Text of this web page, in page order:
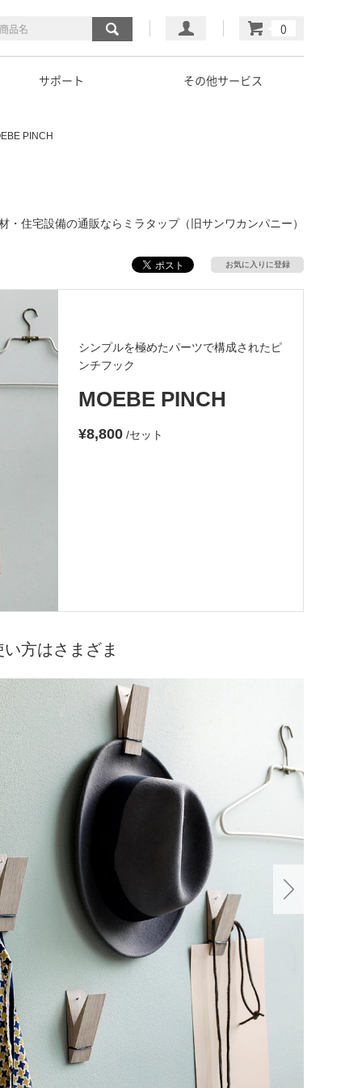
マイページ
カート
サポート その他サービス
PINCH
住宅設備の通販ならミラタップ（旧サンワカンパニー）
お気に入りに登録
シンプルを極めたパーツで構成されたピ
ンチフック
MOEBE PINCH
¥8,800 /セット
方はさまざま